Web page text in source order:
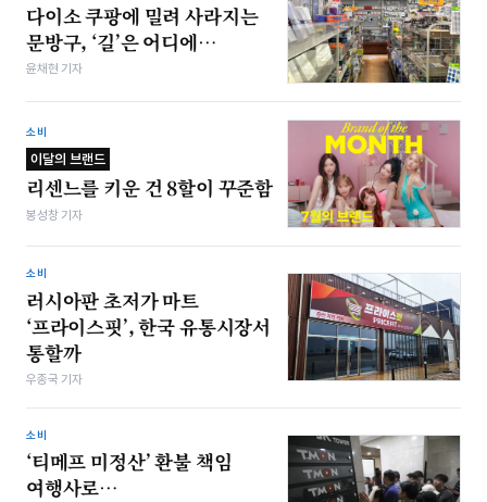
다이소 쿠팡에 밀려 사라지는
문방구, ‘길’은 어디에…
윤채현 기자
소비
이달의 브랜드
리센느를 키운 건 8할이 꾸준함
봉성창 기자
소비
러시아판 초저가 마트
‘프라이스핏’, 한국 유통시장서
통할까
우종국 기자
소비
‘티메프 미정산’ 환불 책임
여행사로…